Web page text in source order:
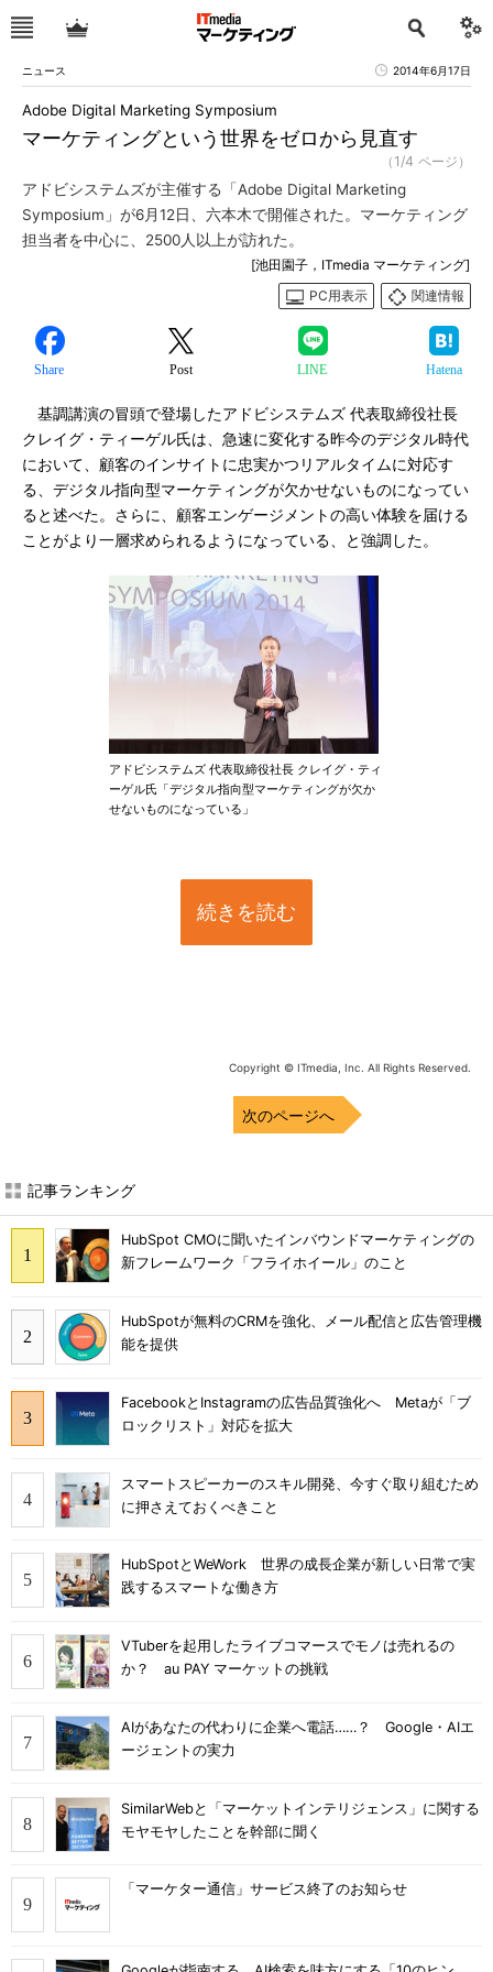
ニュース 2014年6月17日
マーケティングという世界をゼロから見直す
Adobe Digital Marketing Symposium
（1/4 ページ）
アドビシステムズが主催する「Adobe Digital Marketing
Symposium」が6月12日、六本木で開催された。マーケティング
担当者を中心に、2500人以上が訪れた。
[池田園子，ITmedia マーケティング]
PC用表示
関連情報
Share Post LINE Hatena
基調講演の冒頭で登場したアドビシステムズ 代表取締役社長
クレイグ・ティーゲル氏は、急速に変化する昨今のデジタル時代
において、顧客のインサイトに忠実かつリアルタイムに対応す
る、デジタル指向型マーケティングが欠かせないものになってい
ると述べた。さらに、顧客エンゲージメントの高い体験を届ける
ことがより一層求められるようになっている、と強調した。
アドビシステムズ 代表取締役社長 クレイグ・ティ
ーゲル氏「デジタル指向型マーケティングが欠か
せないものになっている」
続きを読む
Copyright © ITmedia, Inc. All Rights Reserved.
次のページへ
記事ランキング
HubSpot CMOに聞いたインバウンドマーケティングの
新フレームワーク「フライホイール」のこと
HubSpotが無料のCRMを強化、メール配信と広告管理機
能を提供
FacebookとInstagramの広告品質強化へ Metaが「ブ
ロックリスト」対応を拡大
スマートスピーカーのスキル開発、今すぐ取り組むため
に押さえておくべきこと
HubSpotとWeWork 世界の成長企業が新しい日常で実
践するスマートな働き方
VTuberを起用したライブコマースでモノは売れるの
か？ au PAY マーケットの挑戦
AIがあなたの代わりに企業へ電話……？ Google・AIエ
ージェントの実力
SimilarWebと「マーケットインテリジェンス」に関する
モヤモヤしたことを幹部に聞く
「マーケター通信」サービス終了のお知らせ